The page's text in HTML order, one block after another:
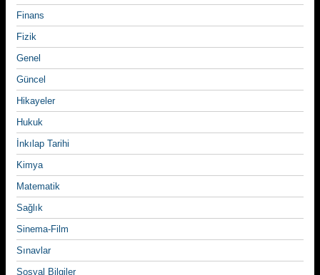
Finans
Fizik
Genel
Güncel
Hikayeler
Hukuk
İnkılap Tarihi
Kimya
Matematik
Sağlık
Sinema-Film
Sınavlar
Sosyal Bilgiler